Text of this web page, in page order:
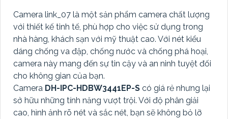
Camera link_07 là một sản phẩm camera chất lượng
với thiết kế tinh tế, phù hợp cho việc sử dụng trong
nhà hàng, khách sạn với mỹ thuật cao. Với nét kiểu
dáng chống va đập, chống nước và chống phá hoại,
camera này mang đến sự tin cậy và an ninh tuyệt đối
cho không gian của bạn.
Camera DH-IPC-HDBW3441EP-S có giá rẻ nhưng lại
sở hữu những tính năng vượt trội. Với độ phân giải
cao, hình ảnh rõ nét và sắc nét, bạn sẽ không bỏ lỡ